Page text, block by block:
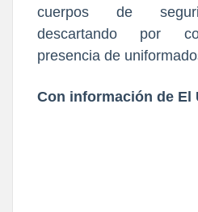
cuerpos de
descartando por
presencia de
Con información de El